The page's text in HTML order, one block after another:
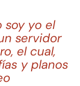
soy yo el
servidor
el cual,
y planos